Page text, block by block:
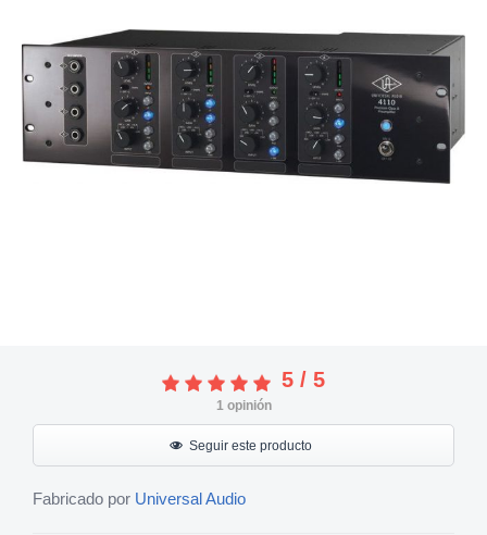
5 / 5
1opinión
Seguir este producto
Fabricado por Universal Audio